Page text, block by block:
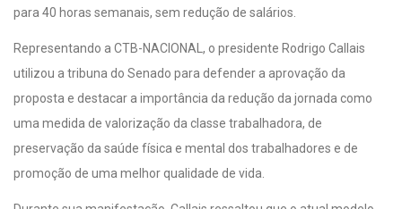
para 40 horas semanais, sem redução de salários.
Representando a CTB-NACIONAL, o presidente Rodrigo Callais
utilizou a tribuna do Senado para defender a aprovação da
proposta e destacar a importância da redução da jornada como
uma medida de valorização da classe trabalhadora, de
preservação da saúde física e mental dos trabalhadores e de
promoção de uma melhor qualidade de vida.